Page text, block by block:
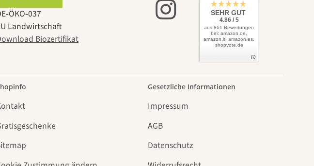
Landwirtschaft
Biozertifikat
SEHR GUT
4.86 / 5
aus 861 Bewertungen
bei: amazon.de,
amazon.it, amazon.es,
shopvote.de
Gesetzliche Informationen
Impressum
AGB
Datenschutz